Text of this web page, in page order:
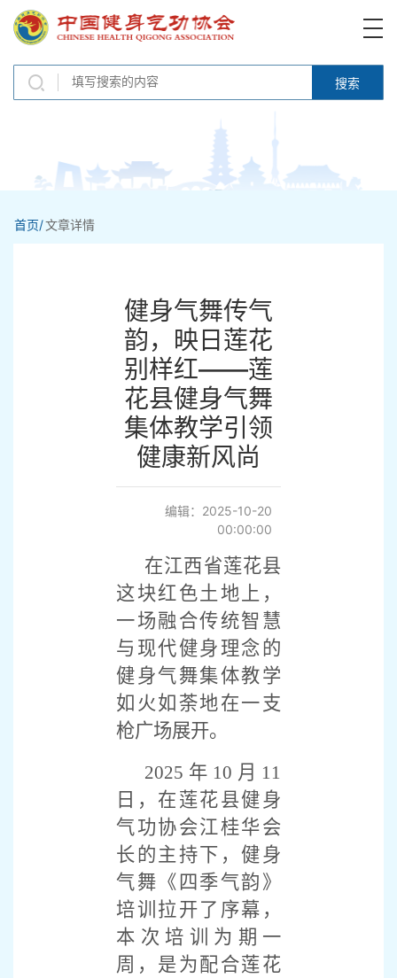
搜索
首页/文章详情
健身气舞传气
韵，映日莲花
别样红——莲
花县健身气舞
集体教学引领
健康新风尚
编辑：2025-10-20
00:00:00
在江西省莲花县
这块红色土地上，
一场融合传统智慧
与现代健身理念的
健身气舞集体教学
如火如荼地在一支
枪广场展开。
2025 年 10 月 11
日，在莲花县健身
气功协会江桂华会
长的主持下，健身
气舞《四季气韵》
培训拉开了序幕，
本次培训为期一
周，是为配合莲花